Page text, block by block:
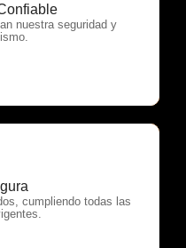
nuestra seguridad y
cumpliendo todas las